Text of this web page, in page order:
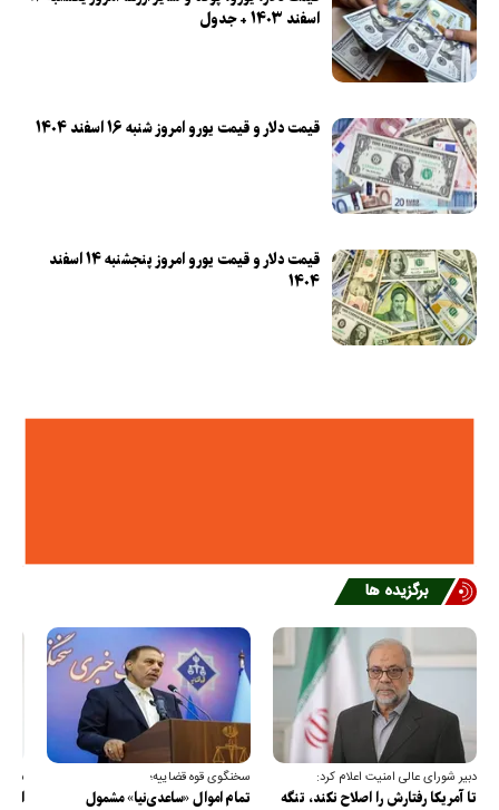
اسفند ۱۴۰۳ + جدول
قیمت دلار و قیمت یورو امروز شنبه ۱۶ اسفند ۱۴۰۴
قیمت دلار و قیمت یورو امروز پنجشنبه ۱۴ اسفند
۱۴۰۴
برگزیده ها
دبیر شورای عالی امنیت اعلام کرد:
تا آمریکا رفتارش را اصلاح نکند، تنگه
سخنگوی قوه قضاییه؛
تمام اموال «ساعدی‌نیا» مشمول